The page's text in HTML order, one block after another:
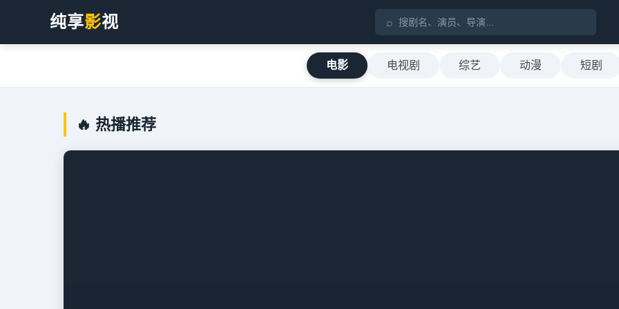
纯享影视 ⌕
电影 电视剧 综艺 动漫 短剧
🔥 热播推荐